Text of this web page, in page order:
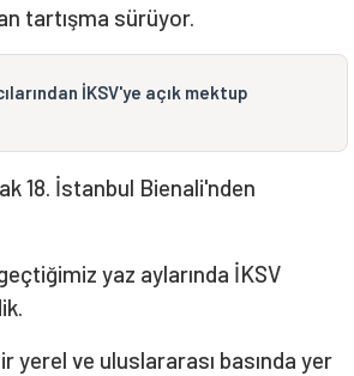
tartışma sürüyor.
İKSV'ye açık mektup
18. İstanbul Bienali'nden
yaz aylarında İKSV
yerel ve uluslararası basında yer